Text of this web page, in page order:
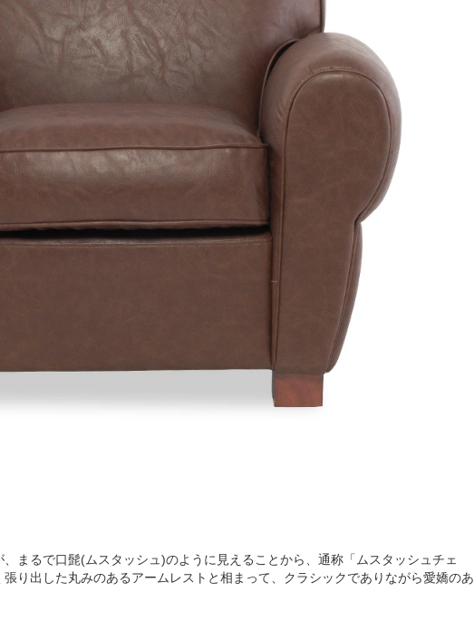
まるで口髭(ムスタッシュ)のように見えることから、通称「ムスタッシュチェ
り出した丸みのあるアームレストと相まって、クラシックでありながら愛嬌のあ